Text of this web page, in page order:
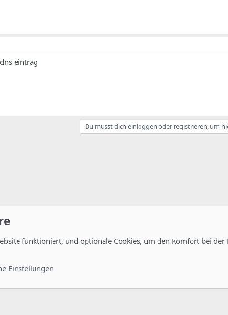
eintrag
Du musst dich einloggen oder registrieren, um
funktioniert, und optionale Cookies, um den Komfort bei der
Einstellungen